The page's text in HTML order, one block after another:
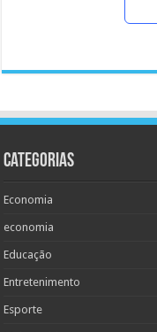
Categorias
Economia
economia
Educação
Entretenimento
Esporte